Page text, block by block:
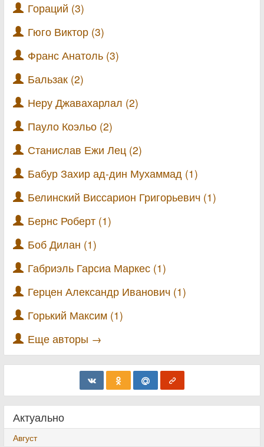
Гораций (3)
Гюго Виктор (3)
Франс Анатоль (3)
Бальзак (2)
Неру Джавахарлал (2)
Пауло Коэльо (2)
Станислав Ежи Лец (2)
Бабур Захир ад-дин Мухаммад (1)
Белинский Виссарион Григорьевич (1)
Бернс Роберт (1)
Боб Дилан (1)
Габриэль Гарсиа Маркес (1)
Герцен Александр Иванович (1)
Горький Максим (1)
Еще авторы →
Актуально
Август